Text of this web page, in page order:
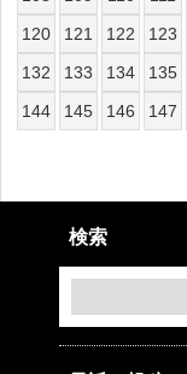
120
121 122 123
132
133 134 135
144
145 146 147
検索